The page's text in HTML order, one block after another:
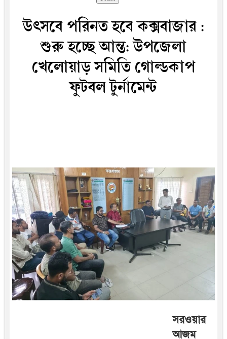
উৎসবে পরিনত হবে কক্সবাজার :
শুরু হচ্ছে আন্ত: উপজেলা
খেলোয়াড় সমিতি গোল্ডকাপ
ফুটবল টুর্নামেন্ট
সরওয়ার
আজম